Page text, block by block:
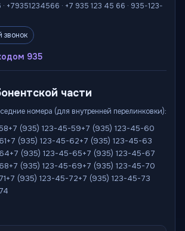
+79351234566 · +7 935 123 45 66 · 935-123-
звонок
935
части
номера (для внутренней перелинковки):
+7 (935) 123-45-59+7 (935) 123-45-60
+7 (935) 123-45-62+7 (935) 123-45-63
+7 (935) 123-45-65+7 (935) 123-45-67
+7 (935) 123-45-69+7 (935) 123-45-70
+7 (935) 123-45-72+7 (935) 123-45-73